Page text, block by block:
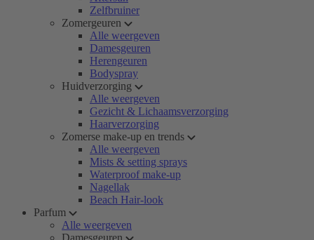
Zelfbruiner
Zomergeuren
Alle weergeven
Damesgeuren
Herengeuren
Bodyspray
Huidverzorging
Alle weergeven
Gezicht & Lichaamsverzorging
Haarverzorging
Zomerse make-up en trends
Alle weergeven
Mists & setting sprays
Waterproof make-up
Nagellak
Beach Hair-look
Parfum
Alle weergeven
Damesgeuren